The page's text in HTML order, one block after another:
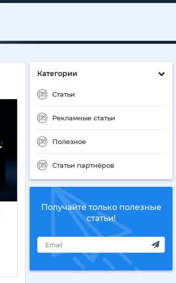
Категории
Статьи
Рекламные статьи
Полезное
Статьи партнёров
Получайте только полезные
статьи!